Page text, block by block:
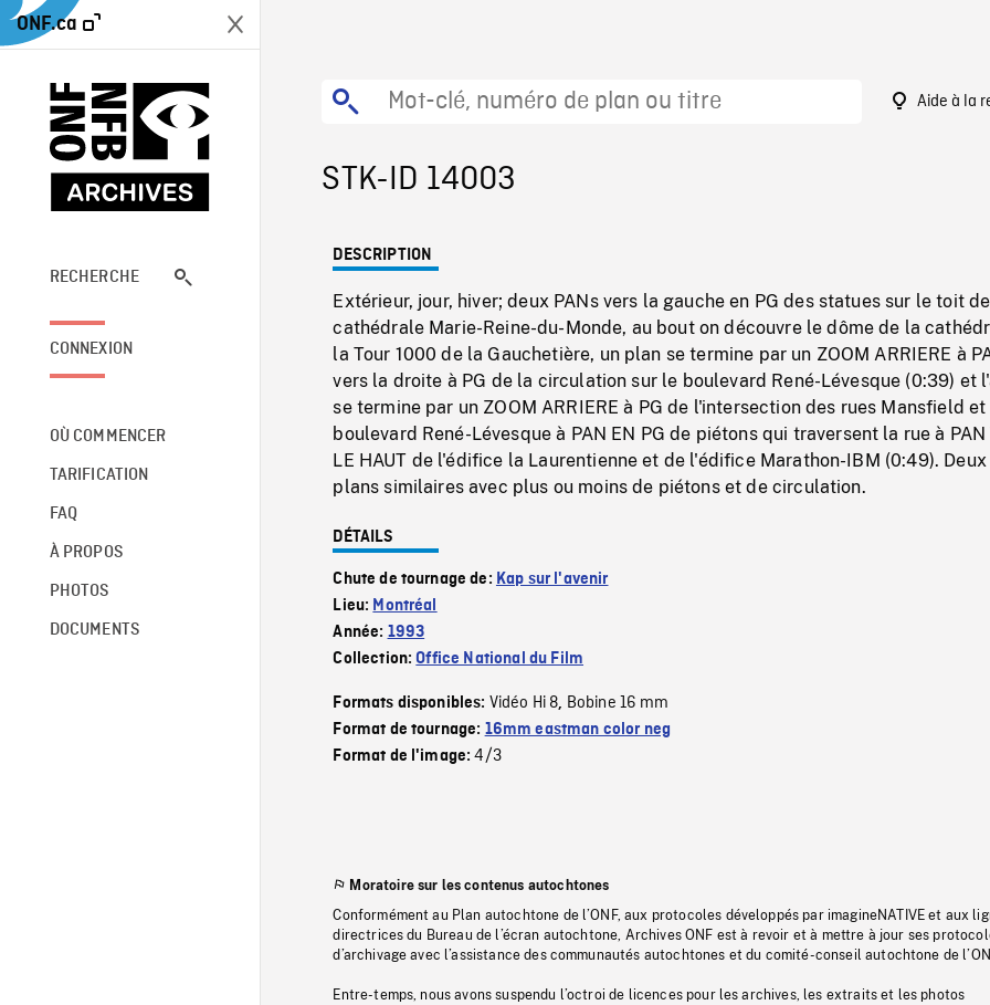
ONF.ca
RECHERCHE
CONNEXION
OÙ COMMENCER
TARIFICATION
FAQ
À PROPOS
PHOTOS
DOCUMENTS
Aide à la
STK-ID 14003
DESCRIPTION
Extérieur, jour, hiver; deux PANs vers la gauche en PG des statues sur le toit
cathédrale Marie-Reine-du-Monde, au bout on découvre le dôme de la
la Tour 1000 de la Gauchetière, un plan se termine par un ZOOM ARRIERE à
vers la droite à PG de la circulation sur le boulevard René-Lévesque (0:39) et
se termine par un ZOOM ARRIERE à PG de l'intersection des rues Mansfield et
boulevard René-Lévesque à PAN EN PG de piétons qui traversent la rue à PAN
LE HAUT de l'édifice la Laurentienne et de l'édifice Marathon-IBM (0:49).
plans similaires avec plus ou moins de piétons et de circulation.
DÉTAILS
Chute de tournage de: Kap sur l'avenir
Lieu: Montréal
Année: 1993
Collection:Office National du Film
Formats disponibles: Vidéo Hi 8, Bobine 16 mm
Format de tournage: 16mm eastman color neg
Format de l'image:4/3
Moratoire sur les contenus autochtones
Conformément au Plan autochtone de l’ONF, aux protocoles développés par imagineNATIVE et aux
directrices du Bureau de l’écran autochtone, Archives ONF est à revoir et à mettre à jour ses
d’archivage avec l’assistance des communautés autochtones et du comité-conseil autochtone de
Entre-temps, nous avons suspendu l’octroi de licences pour les archives, les extraits et les photos